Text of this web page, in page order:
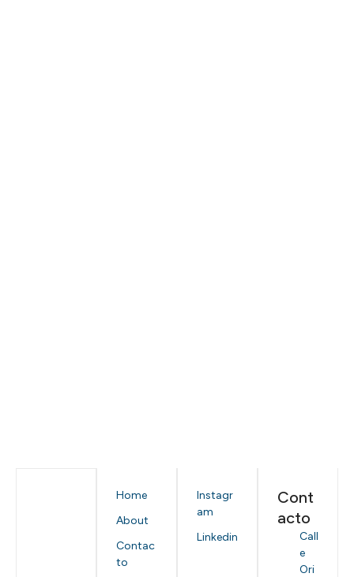
Home
About
Contac
to
Instagr
am
Linkedin
Cont
acto
Call
e
Ori